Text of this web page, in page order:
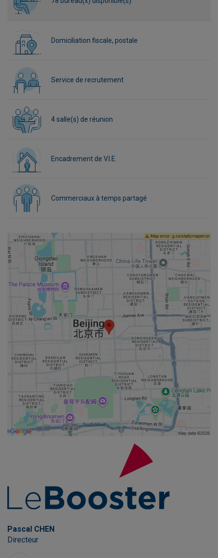
Domiciliation fiscale, postale
Service de recrutement
4 salle(s) de réunion
Encadrement de V.I.E.
Commerciaux à temps partagé
Pascal CHEN
Directeur